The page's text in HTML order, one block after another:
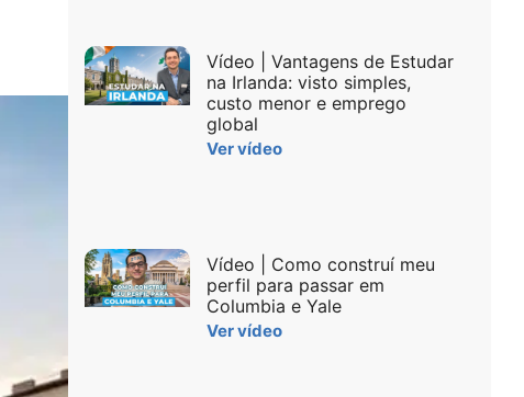
Vídeo | Vantagens de Estudar
na Irlanda: visto simples,
custo menor e emprego
global
Ver vídeo
Vídeo | Como construí meu
perfil para passar em
Columbia e Yale
Ver vídeo